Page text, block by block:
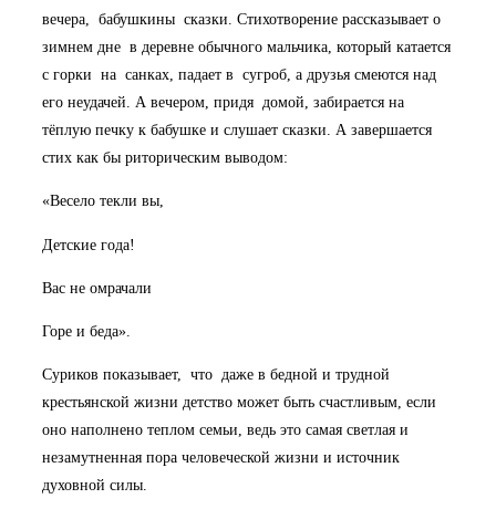
вечера, бабушкины сказки. Стихотворение рассказывает о
зимнем дне в деревне обычного мальчика, который катается
с горки на санках, падает в сугроб, а друзья смеются над
его неудачей. А вечером, придя домой, забирается на
тёплую печку к бабушке и слушает сказки. А завершается
стих как бы риторическим выводом:
«Весело текли вы,
Детские года!
Вас не омрачали
Горе и беда».
Суриков показывает, что даже в бедной и трудной
крестьянской жизни детство может быть счастливым, если
оно наполнено теплом семьи, ведь это самая светлая и
незамутненная пора человеческой жизни и источник
духовной силы.